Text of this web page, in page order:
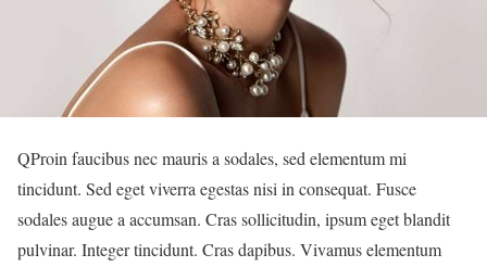
QProin faucibus nec mauris a sodales, sed elementum mi
tincidunt. Sed eget viverra egestas nisi in consequat. Fusce
sodales augue a accumsan. Cras sollicitudin, ipsum eget blandit
pulvinar. Integer tincidunt. Cras dapibus. Vivamus elementum